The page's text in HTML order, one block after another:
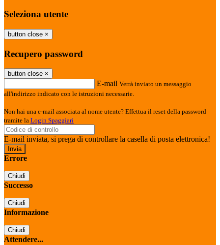
Seleziona utente
button close ×
Recupero password
button close ×
E-mail Verrà inviato un messaggio
all'indirizzo indicato con le istruzioni necessarie.
Non hai una e-mail associata al nome utente? Effettua il reset della password
tramite la Login Spaggiari
E-mail inviata, si prega di controllare la casella di posta elettronica!
Errore
Chiudi
Successo
Chiudi
Informazione
Chiudi
Attendere...